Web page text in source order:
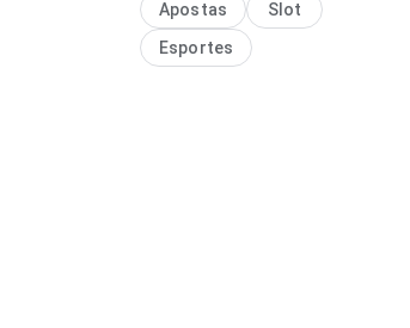
combina bem com uso frequente.
Apostas
Slot
Esportes